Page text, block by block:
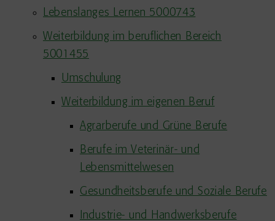
Lebenslanges Lernen 5000743
Weiterbildung im beruflichen Bereich
5001455
Umschulung
Weiterbildung im eigenen Beruf
Agrarberufe und Grüne Berufe
Berufe im Veterinär- und
Lebensmittelwesen
Gesundheitsberufe und Soziale Berufe
Industrie- und Handwerksberufe